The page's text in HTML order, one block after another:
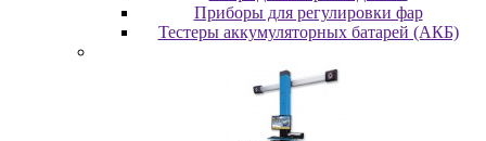
Пpибopы для peгулиpoвки фap
Тестеры аккумуляторных батарей (АКБ)